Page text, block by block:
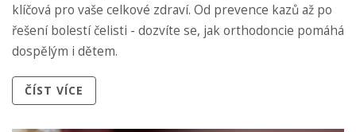
klíčová pro vaše celkové zdraví. Od prevence kazů až po
řešení bolestí čelisti - dozvíte se, jak orthodoncie pomáhá
dospělým i dětem.
ČÍST VÍCE